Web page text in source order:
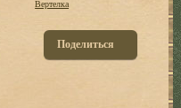
Вертелка
Поделиться